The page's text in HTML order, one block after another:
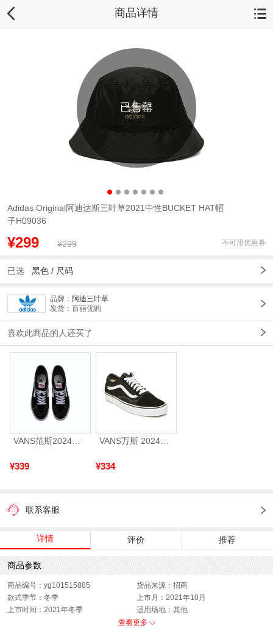
商品详情
已售罄
Adidas Original阿迪达斯三叶草2021中性BUCKET HAT帽
子H09036
¥299 ¥299 不可用优惠券
已选 黑色 / 尺码
品牌： 阿迪三叶草
发货：百丽优购
喜欢此商品的人还买了
VANS范斯2024中性SK8-HiCL帆布鞋/硫化鞋VN000D5IB8C
¥339 ¥334
联系客服
详情 评价 推荐
商品参数
商品编号：yg101515885
货品来源：招商
款式季节：冬季
上市月：2021年10月
上市时间：2021年冬季
适用场地：其他
风格：休闲
查看更多